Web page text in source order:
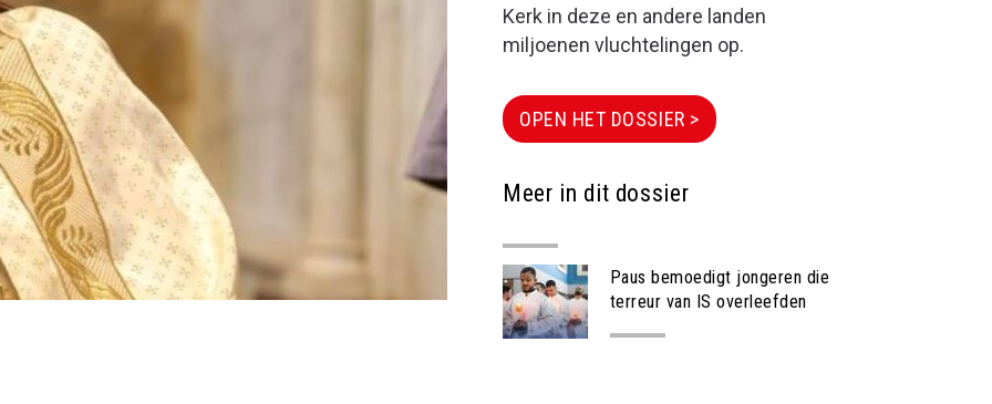
Kerk in deze en andere landen
miljoenen vluchtelingen op.
OPEN HET DOSSIER >
Meer in dit dossier
Paus bemoedigt jongeren die
terreur van IS overleefden